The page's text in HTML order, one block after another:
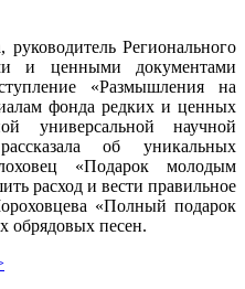
Регионального
и ценными документами
«Размышления на
фонда редких и ценных
универсальной научной
об уникальных
«Подарок молодым
расход и вести правильное
«Полный подарок
обрядовых песен.